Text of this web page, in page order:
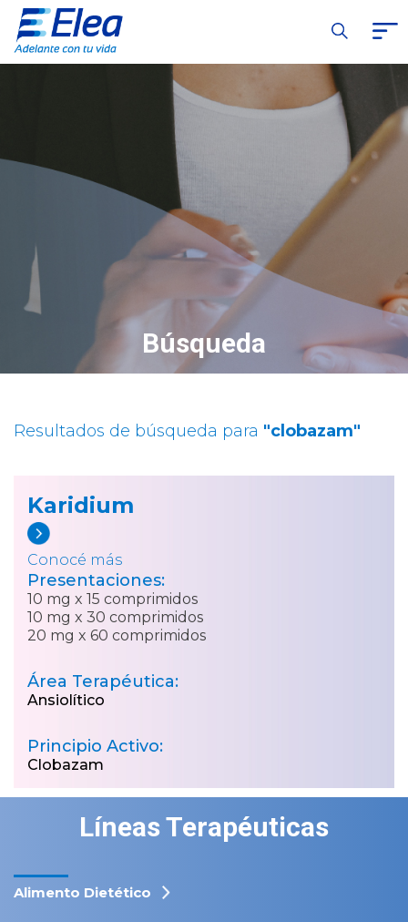
Búsqueda
Resultados de búsqueda para "clobazam"
Karidium
Conocé más
Presentaciones:
10 mg x 15 comprimidos
10 mg x 30 comprimidos
20 mg x 60 comprimidos
Área Terapéutica:
Ansiolítico
Principio Activo:
Clobazam
Líneas Terapéuticas
Alimento Dietético